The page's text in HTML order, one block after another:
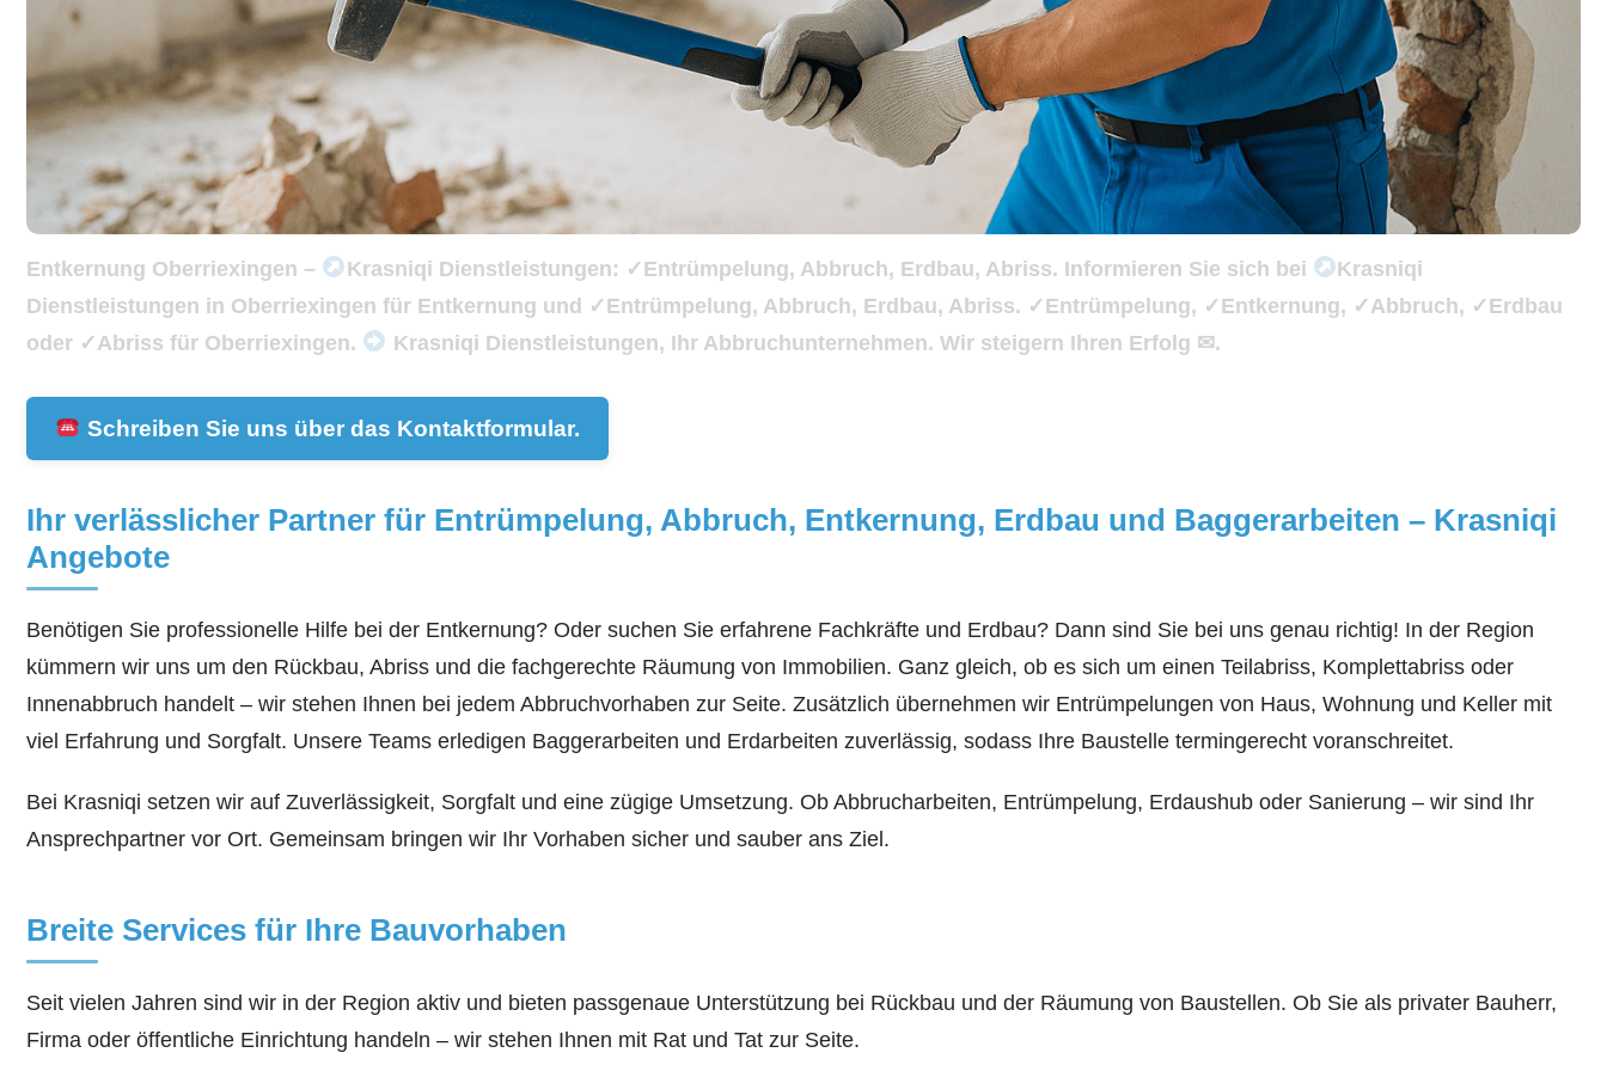
Entkernung Oberriexingen – Krasniqi Dienstleistungen: ✓Entrümpelung, Abbruch, Erdbau, Abriss. Informieren Sie sich bei
Krasniqi
Dienstleistungen in Oberriexingen für Entkernung und ✓Entrümpelung, Abbruch, Erdbau, Abriss. ✓Entrümpelung, ✓Entkernung, ✓Abbruch, ✓Erdbau
oder ✓Abriss für Oberriexingen.
Krasniqi Dienstleistungen, Ihr Abbruchunternehmen. Wir steigern Ihren Erfolg ✉.
Schreiben Sie uns über das Kontaktformular.
Ihr verlässlicher Partner für Entrümpelung, Abbruch, Entkernung, Erdbau und Baggerarbeiten – Krasniqi
Angebote
Benötigen Sie professionelle Hilfe bei der Entkernung? Oder suchen Sie erfahrene Fachkräfte und Erdbau? Dann sind Sie bei uns genau richtig! In der Region
kümmern wir uns um den Rückbau, Abriss und die fachgerechte Räumung von Immobilien. Ganz gleich, ob es sich um einen Teilabriss, Komplettabriss oder
Innenabbruch handelt – wir stehen Ihnen bei jedem Abbruchvorhaben zur Seite. Zusätzlich übernehmen wir Entrümpelungen von Haus, Wohnung und Keller mit
viel Erfahrung und Sorgfalt. Unsere Teams erledigen Baggerarbeiten und Erdarbeiten zuverlässig, sodass Ihre Baustelle termingerecht voranschreitet.
Bei Krasniqi setzen wir auf Zuverlässigkeit, Sorgfalt und eine zügige Umsetzung. Ob Abbrucharbeiten, Entrümpelung, Erdaushub oder Sanierung – wir sind Ihr
Ansprechpartner vor Ort. Gemeinsam bringen wir Ihr Vorhaben sicher und sauber ans Ziel.
Breite Services für Ihre Bauvorhaben
Seit vielen Jahren sind wir in der Region aktiv und bieten passgenaue Unterstützung bei Rückbau und der Räumung von Baustellen. Ob Sie als privater Bauherr,
Firma oder öffentliche Einrichtung handeln – wir stehen Ihnen mit Rat und Tat zur Seite.